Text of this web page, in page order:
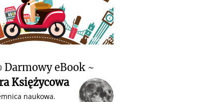
♥ Marish
Darmowy eBook ~
Księżycowa
naukowa.